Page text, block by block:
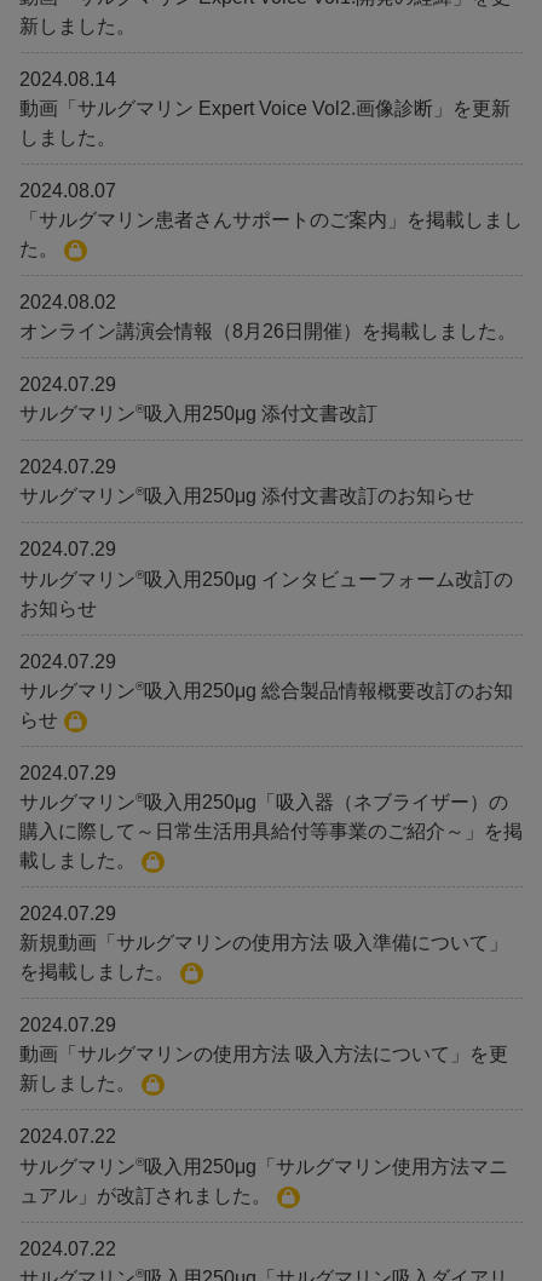
新しました。
2024.08.14
動画「サルグマリン Expert Voice Vol2.画像診断」を更新
しました。
2024.08.07
「サルグマリン患者さんサポートのご案内」を掲載しまし
た。
2024.08.02
オンライン講演会情報（8月26日開催）を掲載しました。
2024.07.29
サルグマリン®吸入用250μg 添付文書改訂
2024.07.29
サルグマリン®吸入用250μg 添付文書改訂のお知らせ
2024.07.29
サルグマリン®吸入用250μg インタビューフォーム改訂の
お知らせ
2024.07.29
サルグマリン®吸入用250μg 総合製品情報概要改訂のお知
らせ
2024.07.29
サルグマリン®吸入用250μg「吸入器（ネブライザー）の
購入に際して～日常生活用具給付等事業のご紹介～」を掲
載しました。
2024.07.29
新規動画「サルグマリンの使用方法 吸入準備について」
を掲載しました。
2024.07.29
動画「サルグマリンの使用方法 吸入方法について」を更
新しました。
2024.07.22
サルグマリン®吸入用250μg「サルグマリン使用方法マニ
ュアル」が改訂されました。
2024.07.22
®